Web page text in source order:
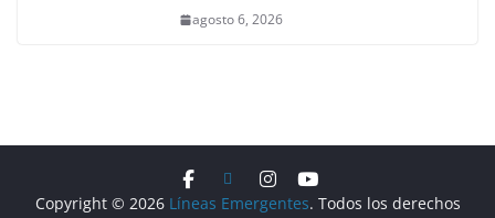
agosto 6, 2026
Copyright © 2026 Líneas Emergentes. Todos los derechos